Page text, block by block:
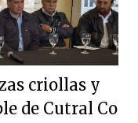
criollas y
de Cutral Co